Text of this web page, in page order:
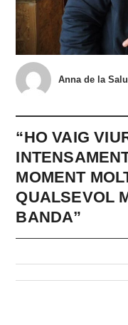
Anna de la
“HO VAIG
MOMENT
QUALSEVOL
BANDA”